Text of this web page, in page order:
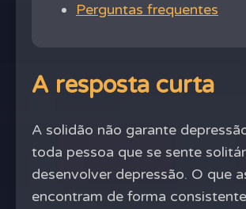
Perguntas frequentes
A resposta curta
A solidão não garante
toda pessoa que se sente
desenvolver depressão. O que
encontram de forma